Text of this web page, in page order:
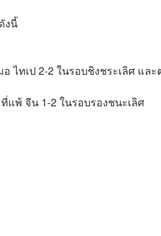
งนี้
ไทเป 2-2 ในรอบชิงชระเลิศ และ
พ้ จีน 1-2 ในรอบรองชนะเลิศ